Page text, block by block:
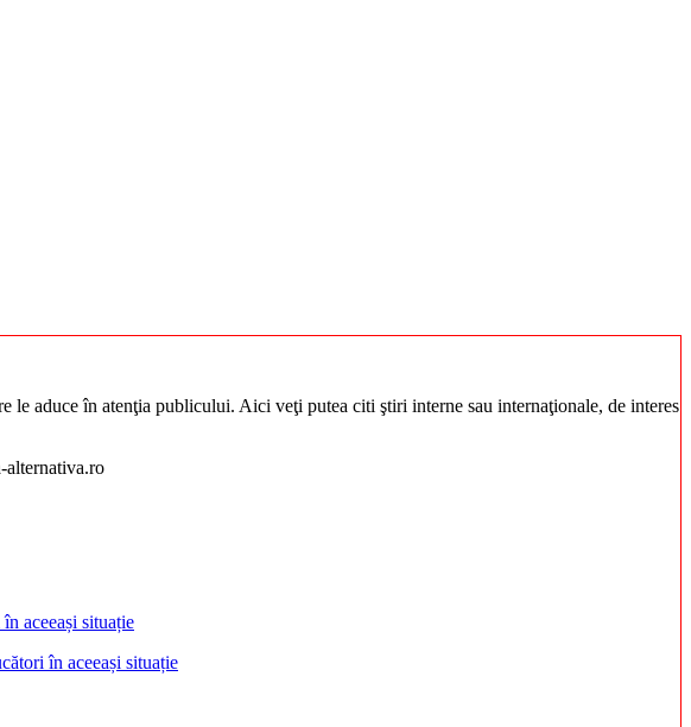
le aduce în atenţia publicului. Aici veţi putea citi ştiri interne sau internaţionale, de interes
alternativa.ro
în aceeași situație